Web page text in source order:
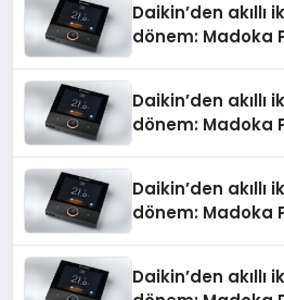
Daikin’den
dönem: Madoka
Daikin’den
dönem: Madoka
Daikin’den
dönem: Madoka
Daikin’den